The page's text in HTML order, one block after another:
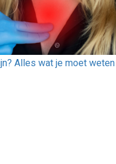
Alles wat je moet weten